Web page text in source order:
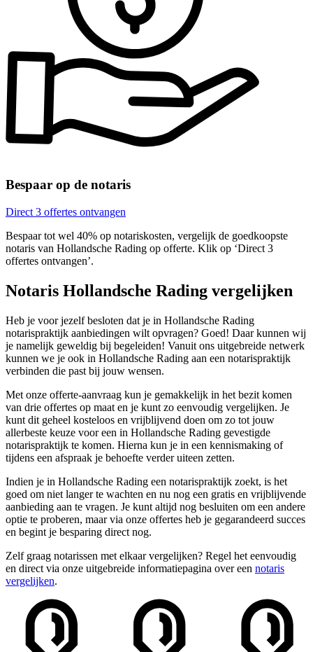
Bespaar op de notaris
Direct 3 offertes ontvangen
Bespaar tot wel 40% op notariskosten, vergelijk de goedkoopste
notaris van Hollandsche Rading op offerte. Klik op ‘Direct 3
offertes ontvangen’.
Notaris Hollandsche Rading vergelijken
Heb je voor jezelf besloten dat je in Hollandsche Rading
notarispraktijk aanbiedingen wilt opvragen? Goed! Daar kunnen wij
je namelijk geweldig bij begeleiden! Vanuit ons uitgebreide netwerk
kunnen we je ook in Hollandsche Rading aan een notarispraktijk
verbinden die past bij jouw wensen.
Met onze offerte-aanvraag kun je gemakkelijk in het bezit komen
van drie offertes op maat en je kunt zo eenvoudig vergelijken. Je
kunt dit geheel kosteloos en vrijblijvend doen om zo tot jouw
allerbeste keuze voor een in Hollandsche Rading gevestigde
notarispraktijk te komen. Hierna kun je in een kennismaking of
tijdens een afspraak je behoefte verder uiteen zetten.
Indien je in Hollandsche Rading een notarispraktijk zoekt, is het
goed om niet langer te wachten en nu nog een gratis en vrijblijvende
aanbieding aan te vragen. Je kunt altijd nog besluiten om een andere
optie te proberen, maar via onze offertes heb je gegarandeerd succes
en begint je besparing direct nog.
Zelf graag notarissen met elkaar vergelijken? Regel het eenvoudig
en direct via onze uitgebreide informatiepagina over een notaris
vergelijken.